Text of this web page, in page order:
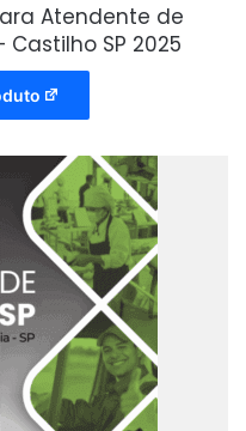
Atendente de
SP 2025